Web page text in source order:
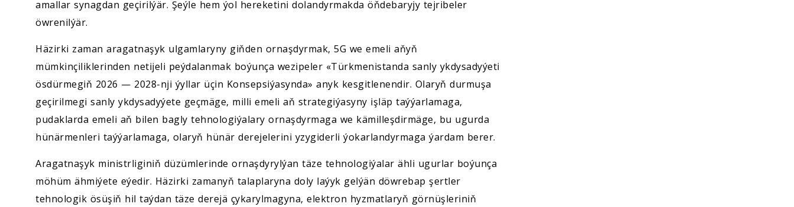
amallar synagdan geçirilýär. Şeýle hem ýol hereketini dolandyrmakda öňdebaryjy tejribeler
öwrenilýär.
Häzirki zaman aragatnaşyk ulgamlaryny giňden ornaşdyrmak, 5G we emeli aňyň
mümkinçiliklerinden netijeli peýdalanmak boýunça wezipeler «Türkmenistanda sanly ykdysadyýeti
ösdürmegiň 2026 — 2028-nji ýyllar üçin Konsepsiýasynda» anyk kesgitlenendir. Olaryň durmuşa
geçirilmegi sanly ykdysadyýete geçmäge, milli emeli aň strategiýasyny işläp taýýarlamaga,
pudaklarda emeli aň bilen bagly tehnologiýalary ornaşdyrmaga we kämilleşdirmäge, bu ugurda
hünärmenleri taýýarlamaga, olaryň hünär derejelerini yzygiderli ýokarlandyrmaga ýardam berer.
Aragatnaşyk ministrliginiň düzümlerinde ornaşdyrylýan täze tehnologiýalar ähli ugurlar boýunça
möhüm ähmiýete eýedir. Häzirki zamanyň talaplaryna doly laýyk gelýän döwrebap şertler
tehnologik ösüşiň hil taýdan täze derejä çykarylmagyna, elektron hyzmatlaryň görnüşleriniň